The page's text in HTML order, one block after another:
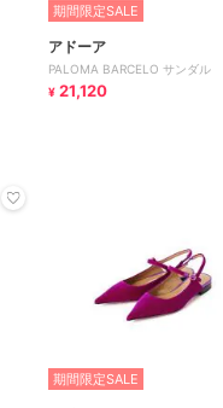
期間限定SALE
アドーア
PALOMA BARCELO サンダル
¥ 21,120
期間限定SALE